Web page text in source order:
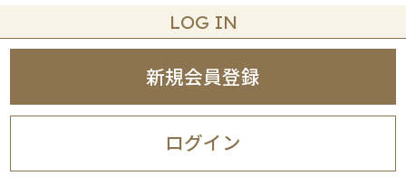
LOG IN
ログイン
新規会員登録